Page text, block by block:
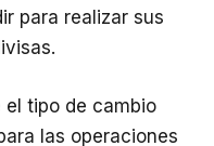
para realizar sus
el tipo de cambio
las operaciones